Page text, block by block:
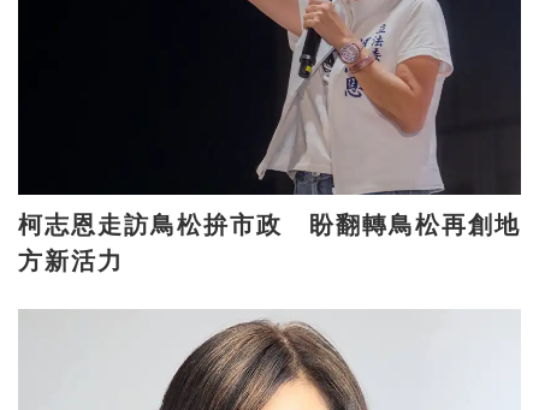
柯志恩走訪鳥松拚市政 盼翻轉鳥松再創地
方新活力